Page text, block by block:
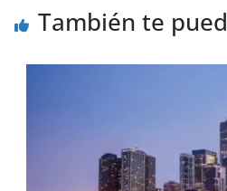
También te